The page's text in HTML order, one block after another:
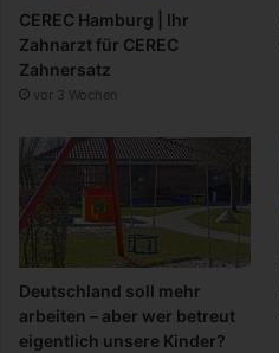
CEREC Hamburg | Ihr
Zahnarzt für CEREC
Zahnersatz
vor 3 Wochen
Deutschland soll mehr
arbeiten – aber wer betreut
eigentlich unsere Kinder?